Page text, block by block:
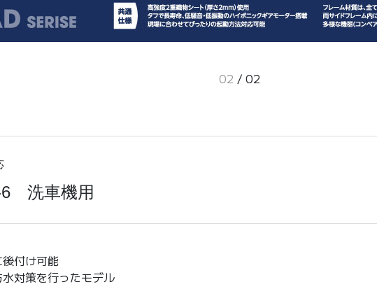
02 / 02
6 洗車機用
付け可能
対策を行ったモデル